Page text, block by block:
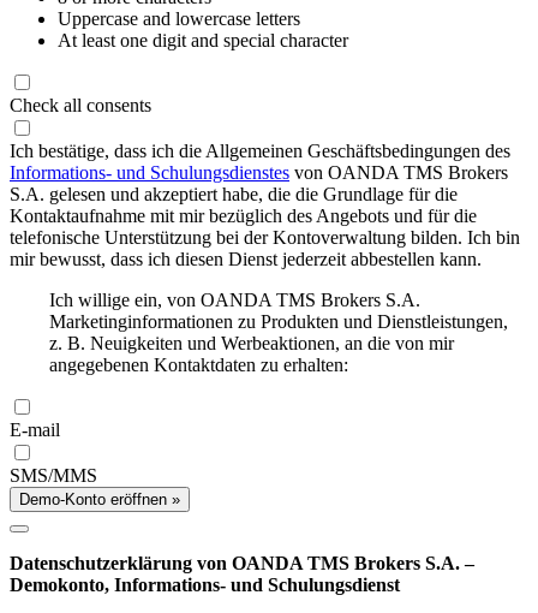
Uppercase and lowercase letters
At least one digit and special character
Check all consents
Ich bestätige, dass ich die Allgemeinen Geschäftsbedingungen des
Informations- und Schulungsdienstes von OANDA TMS Brokers
S.A. gelesen und akzeptiert habe, die die Grundlage für die
Kontaktaufnahme mit mir bezüglich des Angebots und für die
telefonische Unterstützung bei der Kontoverwaltung bilden. Ich bin
mir bewusst, dass ich diesen Dienst jederzeit abbestellen kann.
Ich willige ein, von OANDA TMS Brokers S.A.
Marketinginformationen zu Produkten und Dienstleistungen,
z. B. Neuigkeiten und Werbeaktionen, an die von mir
angegebenen Kontaktdaten zu erhalten:
E-mail
SMS/MMS
Demo-Konto eröffnen »
Datenschutzerklärung von OANDA TMS Brokers S.A. –
Demokonto, Informations- und Schulungsdienst